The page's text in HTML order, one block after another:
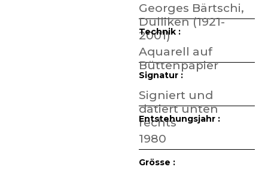
Georges Bärtschi,
Dulliken (1921-
2001)
Technik :
Aquarell auf
Büttenpapier
Signatur :
Signiert und
datiert unten
rechts
Entstehungsjahr :
1980
Grösse :